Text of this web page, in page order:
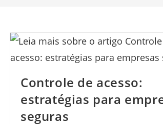
Controle de acesso:
estratégias para
seguras